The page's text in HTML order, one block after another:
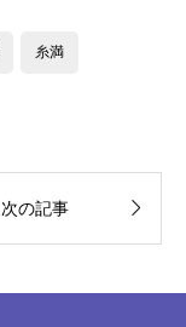
糸満
次の記事 